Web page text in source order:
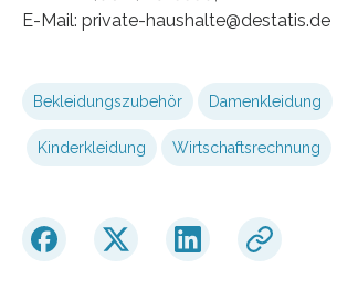
E-Mail: private-haushalte@destatis.de
Bekleidungszubehör Damenkleidung
Kinderkleidung Wirtschaftsrechnung